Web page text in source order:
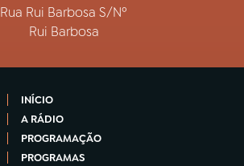
Rua Rui Barbosa S/Nº
Rui Barbosa
INÍCIO
A RÁDIO
PROGRAMAÇÃO
PROGRAMAS